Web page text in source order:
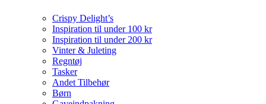
Crispy Delight’s
Inspiration til under 100 kr
Inspiration til under 200 kr
Vinter & Juleting
Regntøj
Tasker
Andet Tilbehør
Børn